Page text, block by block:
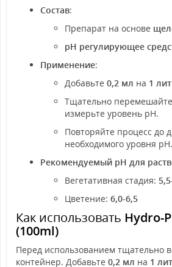
Состав:
Препарат на основе
pH регулирующее
Применение:
Добавьте 0,2 мл на 1
Тщательно
измерьте уровень pH.
Повторяйте процесс до
необходимого уровня pH.
Рекомендуемый pH для
Вегетативная стадия:
Цветение: 6,0-6,5
Как использовать Hydro-
(100ml)
Перед использованием тщательно
контейнер. Добавьте 0,2 мл на 1